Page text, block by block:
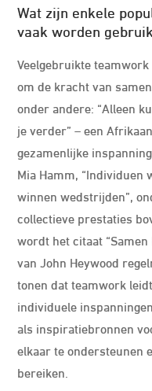
Wat zijn enkele
vaak worden
Veelgebruikte
om de kracht van
onder andere: “Alleen
je verder” – een
gezamenlijke
Mia Hamm, “Individuen
winnen wedstrijden”,
collectieve prestaties
wordt het citaat
van John Heywood
tonen dat teamwork
individuele
als inspiratiebronnen
elkaar te ondersteunen
bereiken.